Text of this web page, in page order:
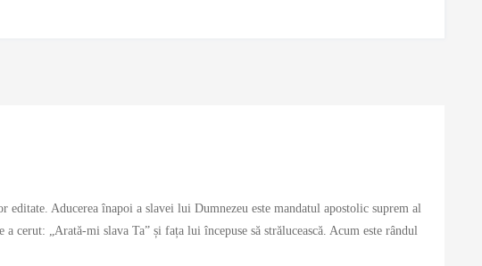
Aducerea înapoi a slavei lui Dumnezeu este mandatul apostolic suprem al
cerut: „Arată-mi slava Ta” și fața lui începuse să strălucească. Acum este rândul